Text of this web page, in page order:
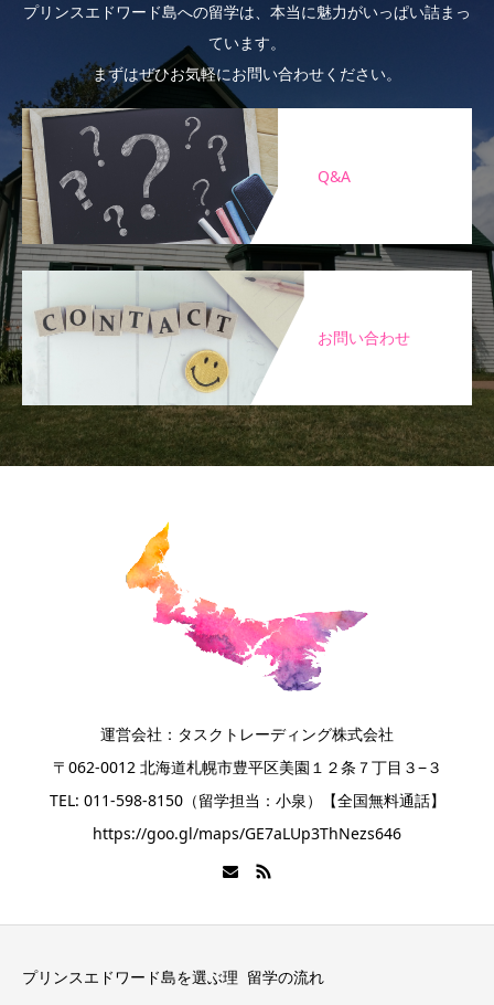
プリンスエドワード島への留学は、本当に魅力がいっぱい詰まっ
ています。
まずはぜひお気軽にお問い合わせください。
Q&A
お問い合わせ
運営会社：タスクトレーディング株式会社
〒062-0012 北海道札幌市豊平区美園１２条７丁目３−３
TEL: 011-598-8150（留学担当：小泉）【全国無料通話】
https://goo.gl/maps/GE7aLUp3ThNezs646
プリンスエドワード島を選ぶ理 留学の流れ